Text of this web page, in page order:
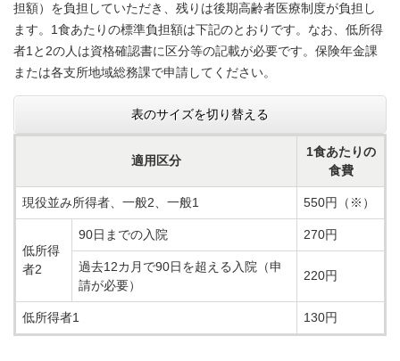
担額）を負担していただき、残りは後期高齢者医療制度が負担し
ます。1食あたりの標準負担額は下記のとおりです。なお、低所得
者1と2の人は資格確認書に区分等の記載が必要です。保険年金課
または各支所地域総務課で申請してください。
表のサイズを切り替える
適用区分
1食あたりの
食費
現役並み所得者、一般2、一般1 550円（※）
低所得
者2
90日までの入院 270円
過去12カ月で90日を超える入院（申
請が必要）
220円
低所得者1 130円